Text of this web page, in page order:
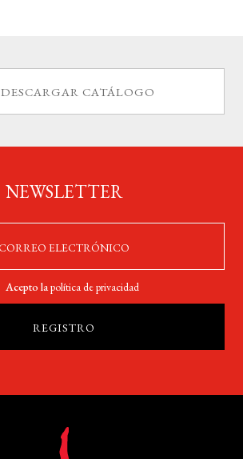
DESCARGAR CATÁLOGO
NEWSLETTER
Acepto lapolítica de privacidad